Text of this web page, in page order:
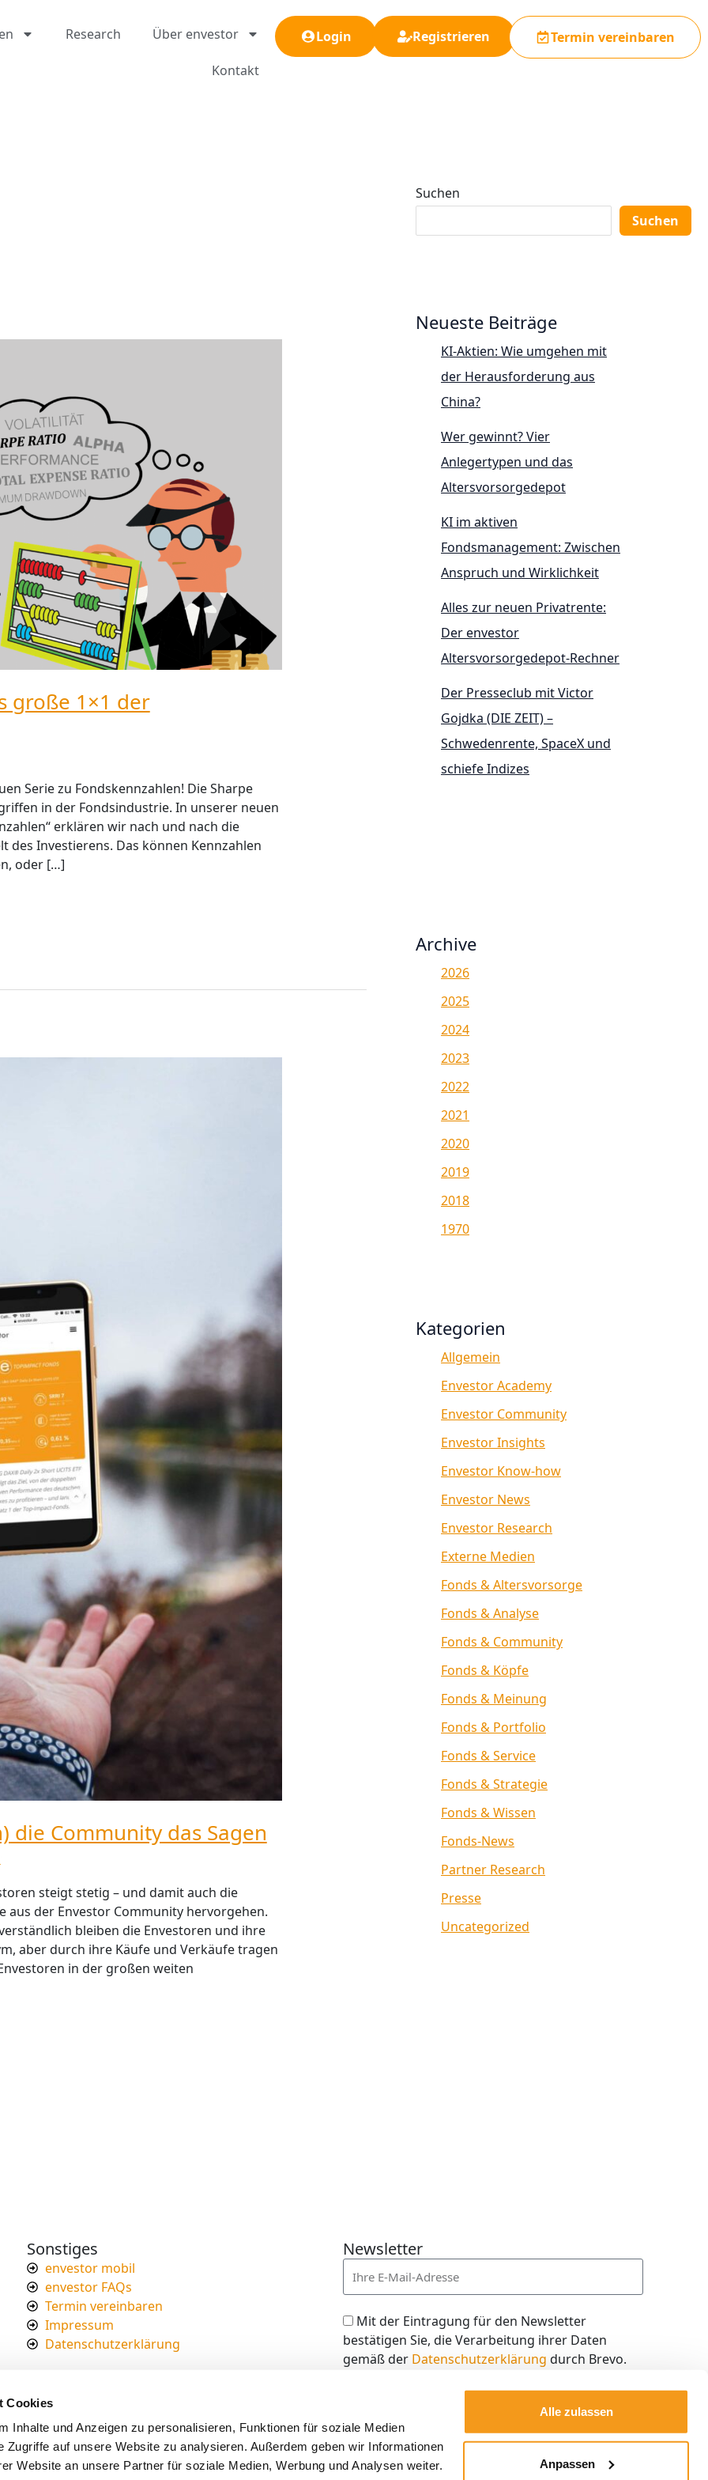
Cookies
Inhalte und Anzeigen zu personalisieren, Funktionen für soziale Medien
Zugriffe auf unsere Website zu analysieren. Außerdem geben wir Informationen
Website an unsere Partner für soziale Medien, Werbung und Analysen weiter.
Alle zulassen
Anpassen
Research Über envestor
Kontakt
Login Registrieren Termin vereinbaren
große 1×1 der
Serie zu Fondskennzahlen! Die Sharpe
in der Fondsindustrie. In unserer neuen
erklären wir nach und nach die
des Investierens. Das können Kennzahlen
oder […]
die Community das Sagen
steigt stetig – und damit auch die
der Envestor Community hervorgehen.
bleiben die Envestoren und ihre
aber durch ihre Käufe und Verkäufe tragen
in der großen weiten
Suchen
Suchen
Neueste Beiträge
KI-Aktien: Wie umgehen mit
der Herausforderung aus
China?
Wer gewinnt? Vier
Anlegertypen und das
Altersvorsorgedepot
KI im aktiven
Fondsmanagement: Zwischen
Anspruch und Wirklichkeit
Alles zur neuen Privatrente:
Der envestor
Altersvorsorgedepot-Rechner
Der Presseclub mit Victor
Gojdka (DIE ZEIT) –
Schwedenrente, SpaceX und
schiefe Indizes
Archive
2026
2025
2024
2023
2022
2021
2020
2019
2018
1970
Kategorien
Allgemein
Envestor Academy
Envestor Community
Envestor Insights
Envestor Know-how
Envestor News
Envestor Research
Externe Medien
Fonds & Altersvorsorge
Fonds & Analyse
Fonds & Community
Fonds & Köpfe
Fonds & Meinung
Fonds & Portfolio
Fonds & Service
Fonds & Strategie
Fonds & Wissen
Fonds-News
Partner Research
Presse
Uncategorized
Sonstiges
envestor mobil
envestor FAQs
Termin vereinbaren
Impressum
Datenschutzerklärung
Newsletter
Mit der Eintragung für den Newsletter
bestätigen Sie, die Verarbeitung ihrer Daten
gemäß der Datenschutzerklärung durch Brevo.
den ich jederzeit mit dem Link im Newsletter
Kostenlos abonnieren